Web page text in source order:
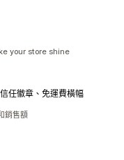
your store shine
任徽章、免運費橫幅
銷售額